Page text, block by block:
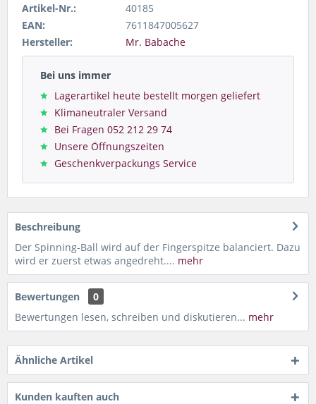
Artikel-Nr.:
40185
EAN:
7611847005627
Hersteller:
Mr. Babache
Bei uns immer
Lagerartikel heute bestellt morgen geliefert
Klimaneutraler Versand
Bei Fragen 052 212 29 74
Unsere Öffnungszeiten
Geschenkverpackungs Service
Beschreibung
Der Spinning-Ball wird auf der Fingerspitze balanciert. Dazu
wird er zuerst etwas angedreht.... mehr
Bewertungen
0
Bewertungen lesen, schreiben und diskutieren... mehr
Ähnliche Artikel
Kunden kauften auch